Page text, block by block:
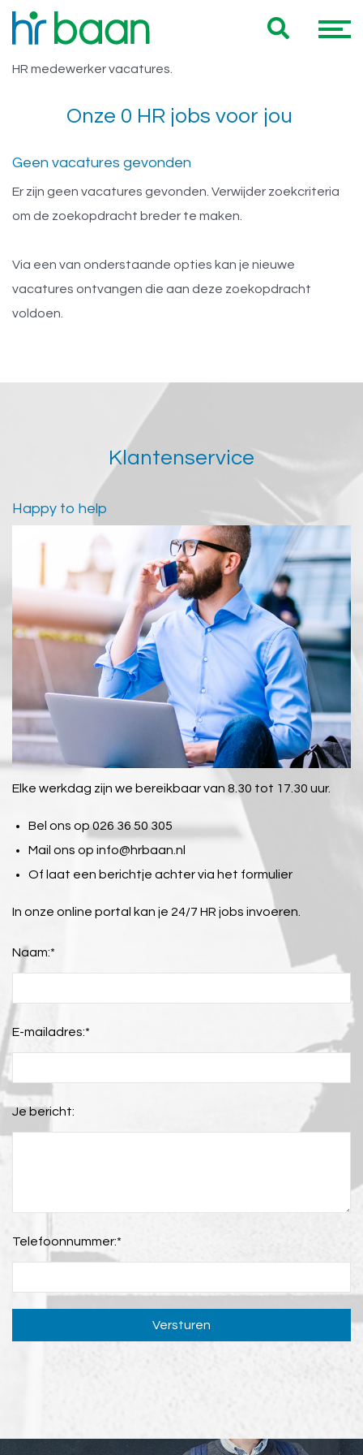
Vacatures Utrecht MBO HR
medewerker
Hieronder vind je een overzicht van al onze Utrecht MBO
HR medewerker vacatures.
Onze 0 HR jobs voor jou
Geen vacatures gevonden
Er zijn geen vacatures gevonden. Verwijder zoekcriteria
om de zoekopdracht breder te maken.
Via een van onderstaande opties kan je nieuwe
vacatures ontvangen die aan deze zoekopdracht
voldoen.
Klantenservice
Happy to help
Elke werkdag zijn we bereikbaar van 8.30 tot 17.30 uur.
Bel ons op 026 36 50 305
Mail ons op info@hrbaan.nl
Of laat een berichtje achter via het formulier
In onze online portal kan je 24/7 HR jobs invoeren.
Naam:*
E-mailadres:*
Je bericht:
Telefoonnummer:*
Versturen